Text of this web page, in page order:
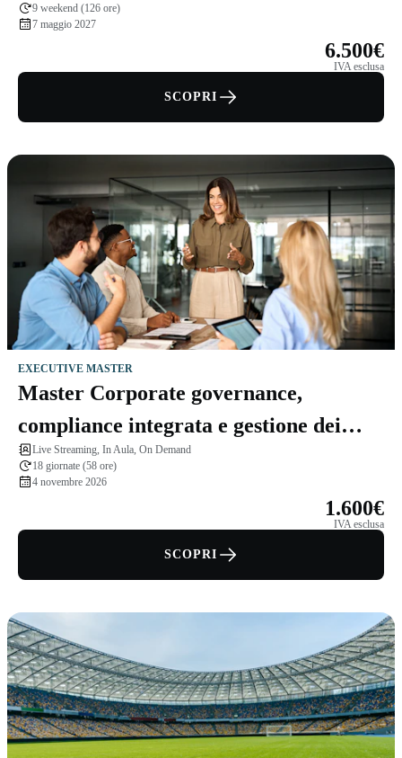
9 weekend (126 ore)
7 maggio 2027
6.500€
IVA esclusa
SCOPRI
EXECUTIVE MASTER
Master Corporate governance,
compliance integrata e gestione dei
rischi
Live Streaming, In Aula, On Demand
18 giornate (58 ore)
4 novembre 2026
1.600€
IVA esclusa
SCOPRI